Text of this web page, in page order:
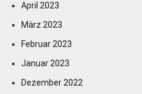
April 2023
März 2023
Februar 2023
Januar 2023
Dezember 2022